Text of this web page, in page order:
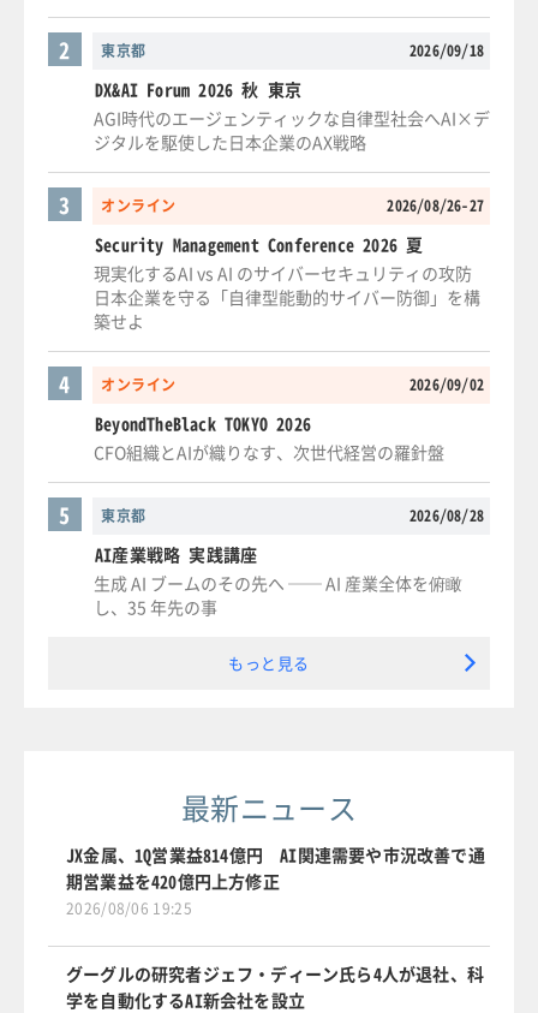
東京都 2026/09/18
2
DX&AI Forum 2026 秋 東京
AGI時代のエージェンティックな自律型社会へAI×デ
ジタルを駆使した日本企業のAX戦略
オンライン 2026/08/26-27
3
Security Management Conference 2026 夏
現実化するAI vs AI のサイバーセキュリティの攻防
日本企業を守る「自律型能動的サイバー防御」を構
築せよ
オンライン 2026/09/02
4
BeyondTheBlack TOKYO 2026
CFO組織とAIが織りなす、次世代経営の羅針盤
東京都 2026/08/28
5
AI産業戦略 実践講座
生成 AI ブームのその先へ ── AI 産業全体を俯瞰
し、35 年先の事
もっと見る
最新ニュース
JX金属、1Q営業益814億円 AI関連需要や市況改善で通
期営業益を420億円上方修正
2026/08/06 19:25
グーグルの研究者ジェフ・ディーン氏ら4人が退社、科
学を自動化するAI新会社を設立